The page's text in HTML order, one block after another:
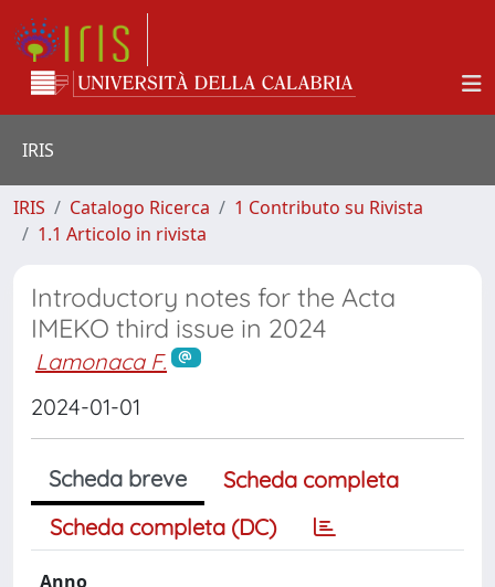
IRIS
IRIS Catalogo Ricerca
1 Contributo su Rivista
1.1 Articolo in rivista
Introductory notes for the Acta
IMEKO third issue in 2024
Lamonaca F.
2024-01-01
Scheda breve
Scheda completa
Scheda completa (DC)
Anno